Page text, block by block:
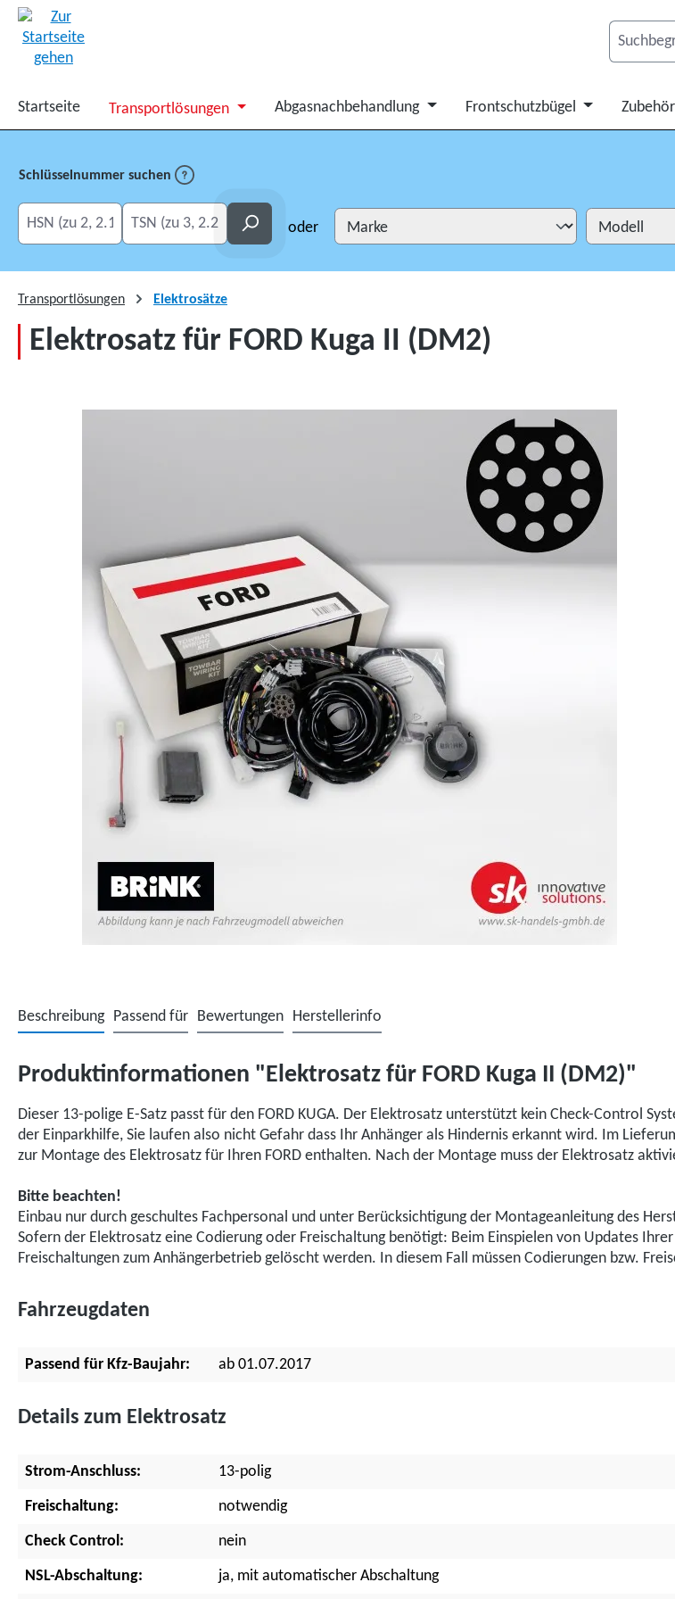
Startseite Transportlösungen Abgasnachbehandlung Frontschutzbügel Zubehör
Schlüsselnummer suchen
HSN eingeben
TSN eingeben Suchen oder
Transportlösungen Elektrosätze
Elektrosatz für FORD Kuga II (DM2)
Beschreibung Passend für Bewertungen Herstellerinfo
Produktinformationen "Elektrosatz für FORD Kuga II (DM2)"
Dieser 13-polige E-Satz passt für den FORD KUGA. Der Elektrosatz unterstützt kein Check-Control
der Einparkhilfe, Sie laufen also nicht Gefahr dass Ihr Anhänger als Hindernis erkannt wird. Im
zur Montage des Elektrosatz für Ihren FORD enthalten. Nach der Montage muss der Elektrosatz
Bitte beachten!
Einbau nur durch geschultes Fachpersonal und unter Berücksichtigung der Montageanleitung des
Sofern der Elektrosatz eine Codierung oder Freischaltung benötigt: Beim Einspielen von Updates
Freischaltungen zum Anhängerbetrieb gelöscht werden. In diesem Fall müssen Codierungen bzw.
Fahrzeugdaten
Passend für Kfz-Baujahr: ab 01.07.2017
Details zum Elektrosatz
Strom-Anschluss: 13-polig
Freischaltung: notwendig
Check Control: nein
NSL-Abschaltung: ja, mit automatischer Abschaltung